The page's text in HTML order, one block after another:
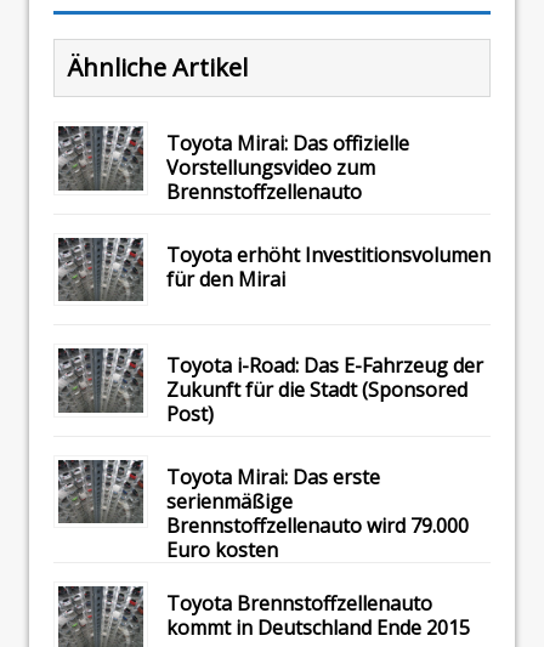
Ähnliche Artikel
Toyota Mirai: Das offizielle
Vorstellungsvideo zum
Brennstoffzellenauto
Toyota erhöht Investitionsvolumen
für den Mirai
Toyota i-Road: Das E-Fahrzeug der
Zukunft für die Stadt (Sponsored
Post)
Toyota Mirai: Das erste
serienmäßige
Brennstoffzellenauto wird 79.000
Euro kosten
Toyota Brennstoffzellenauto
kommt in Deutschland Ende 2015